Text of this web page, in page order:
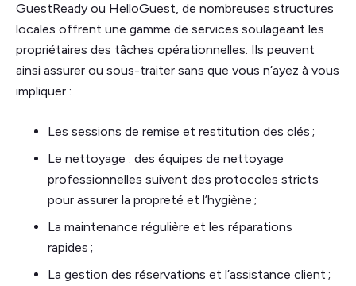
GuestReady ou HelloGuest, de nombreuses structures
locales offrent une gamme de services soulageant les
propriétaires des tâches opérationnelles. Ils peuvent
ainsi assurer ou sous-traiter sans que vous n’ayez à vous
impliquer :
Les sessions de remise et restitution des clés ;
Le nettoyage : des équipes de nettoyage
professionnelles suivent des protocoles stricts
pour assurer la propreté et l’hygiène ;
La maintenance régulière et les réparations
rapides ;
La gestion des réservations et l’assistance client ;